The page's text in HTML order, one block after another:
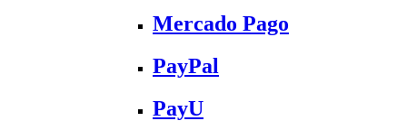
Mercado Pago
PayPal
PayU